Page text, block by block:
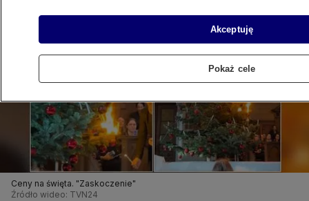
Ceny na święta. "Zaskoczenie"
Źródło wideo: TVN24
Akceptuję
Pokaż cele